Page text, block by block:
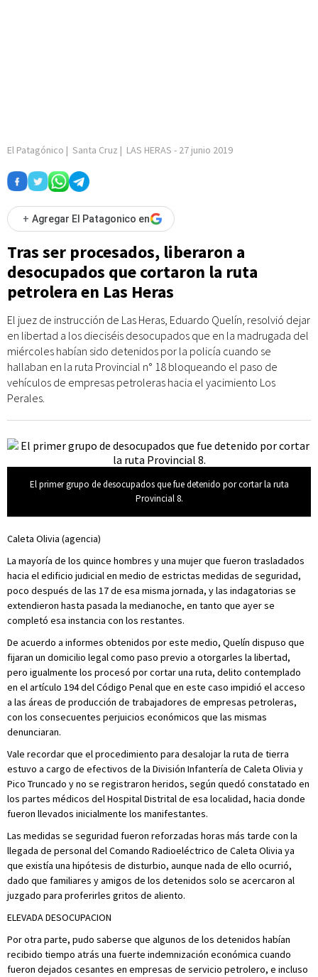
El Patagónico | Santa Cruz | LAS HERAS - 27 junio 2019
+ Agregar El Patagonico en
Tras ser procesados, liberaron a
desocupados que cortaron la ruta
petrolera en Las Heras
El juez de instrucción de Las Heras, Eduardo Quelín, resolvió dejar
en libertad a los dieciséis desocupados que en la madrugada del
miércoles habían sido detenidos por la policía cuando se
hallaban en la ruta Provincial n° 18 bloqueando el paso de
vehículos de empresas petroleras hacia el yacimiento Los
Perales.
El primer grupo de desocupados que fue detenido por cortar la ruta
Provincial 8.
Caleta Olivia (agencia)
La mayoría de los quince hombres y una mujer que fueron trasladados
hacia el edificio judicial en medio de estrictas medidas de seguridad,
poco después de las 17 de esa misma jornada, y las indagatorias se
extendieron hasta pasada la medianoche, en tanto que ayer se
completó esa instancia con los restantes.
De acuerdo a informes obtenidos por este medio, Quelín dispuso que
fijaran un domicilio legal como paso previo a otorgarles la libertad,
pero igualmente los procesó por cortar una ruta, delito contemplado
en el artículo 194 del Código Penal que en este caso impidió el acceso
a las áreas de producción de trabajadores de empresas petroleras,
con los consecuentes perjuicios económicos que las mismas
denunciaran.
Vale recordar que el procedimiento para desalojar la ruta de tierra
estuvo a cargo de efectivos de la División Infantería de Caleta Olivia y
Pico Truncado y no se registraron heridos, según quedó constatado en
los partes médicos del Hospital Distrital de esa localidad, hacia donde
fueron llevados inicialmente los manifestantes.
Las medidas se seguridad fueron reforzadas horas más tarde con la
llegada de personal del Comando Radioeléctrico de Caleta Olivia ya
que existía una hipótesis de disturbio, aunque nada de ello ocurrió,
dado que familiares y amigos de los detenidos solo se acercaron al
juzgado para proferirles gritos de aliento.
ELEVADA DESOCUPACION
Por otra parte, pudo saberse que algunos de los detenidos habían
recibido tiempo atrás una fuerte indemnización económica cuando
fueron dejados cesantes en empresas de servicio petrolero, e incluso